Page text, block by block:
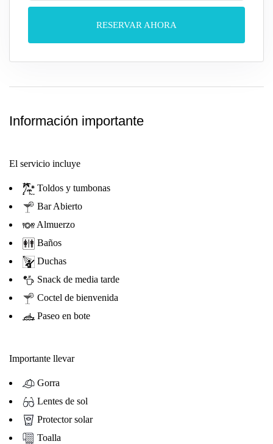
RESERVAR AHORA
Información importante
El servicio incluye
Toldos y tumbonas
Bar Abierto
Almuerzo
Baños
Duchas
Snack de media tarde
Coctel de bienvenida
Paseo en bote
Importante llevar
Gorra
Lentes de sol
Protector solar
Toalla